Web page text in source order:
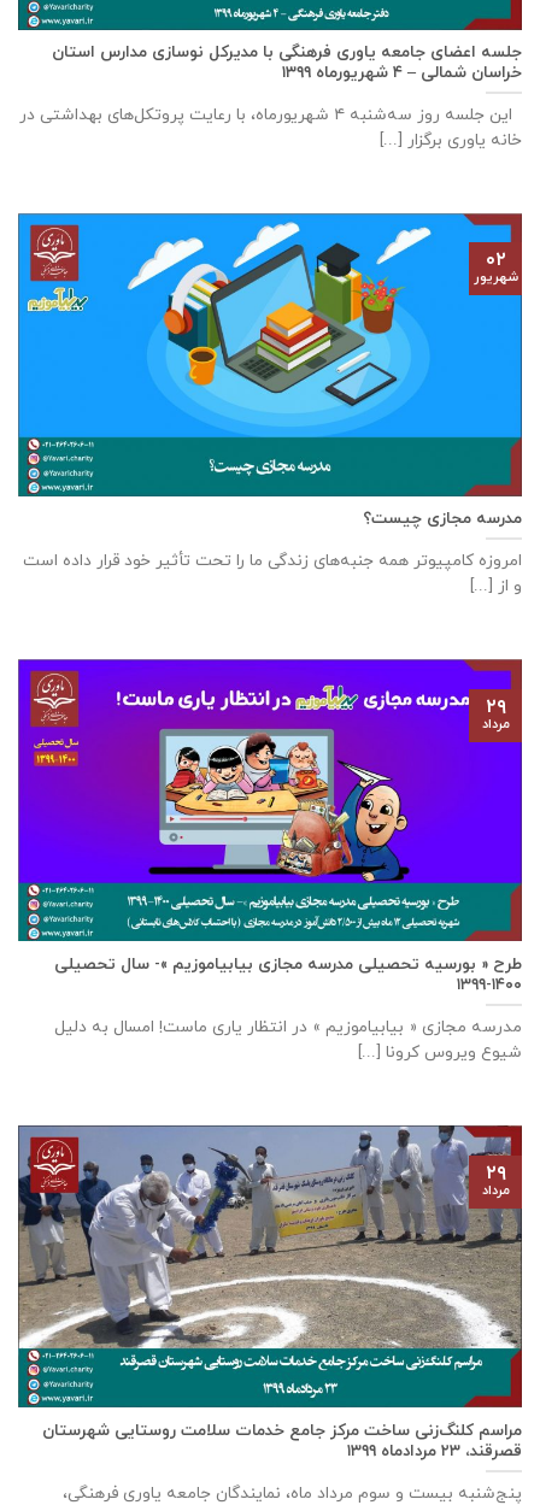
جلسه اعضای جامعه ياوری فرهنگی با مدیركل نوسازی مدارس استان
خراسان شمالی – ٤ شهریورماه ۱۳۹۹
این جلسه روز سه‌‌شنبه ٤ شهریورماه، با رعایت پروتکل‌های بهداشتی در
خانه ياوری برگزار [...]
مدرسه مجازی چیست؟
امروزه کامپیوتر همه جنبه‌های زندگی ما را تحت تأثیر خود قرار داده است
و از [...]
۰۲
شهریور
طرح « بورسیه تحصیلی مدرسه مجازی بیابیاموزیم »- سال تحصیلی
۱۴۰۰-۱۳۹۹
مدرسه مجازی « بیابیاموزیم » در انتظار یاری ماست! امسال به دلیل
شیوع ویروس کرونا [...]
۲۹
مرداد
مراسم کلنگ‌زنی ساخت مرکز جامع خدمات سلامت روستایی شهرستان
قصرقند، ۲۳ مردادماه ۱۳۹۹
پنج‌شنبه بیست و سوم مرداد ماه، نمایندگان جامعه یاوری فرهنگی،
۲۹
مرداد